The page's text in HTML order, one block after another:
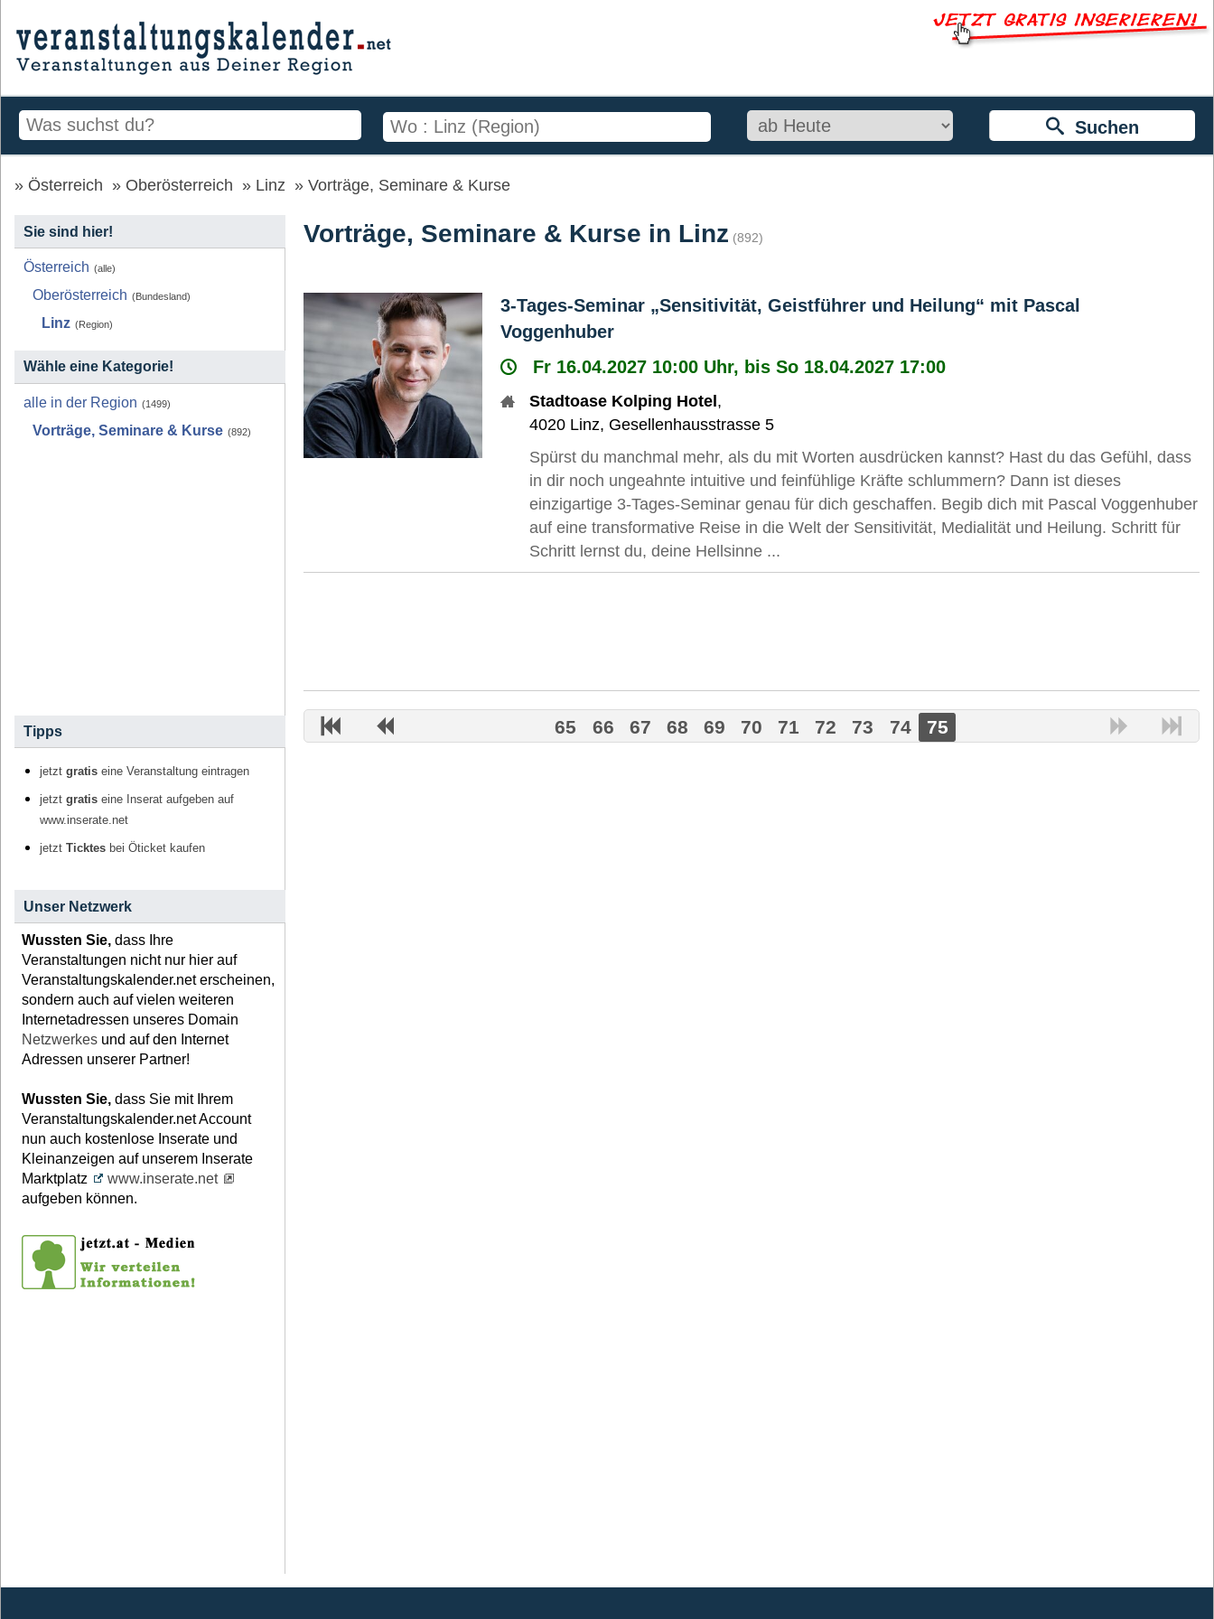
Suchen
Österreich Oberösterreich Linz Vorträge, Seminare & Kurse
Vorträge, Seminare & Kurse in Linz (892)
3-Tages-Seminar „Sensitivität, Geistführer und Heilung“ mit Pascal
Voggenhuber
Fr 16.04.2027 10:00 Uhr, bis So 18.04.2027 17:00
Stadtoase Kolping Hotel ,
4020 Linz, Gesellenhausstrasse 5
Spürst du manchmal mehr, als du mit Worten ausdrücken kannst? Hast du das Gefühl, dass
in dir noch ungeahnte intuitive und feinfühlige Kräfte schlummern? Dann ist dieses
einzigartige 3-Tages-Seminar genau für dich geschaffen. Begib dich mit Pascal Voggenhuber
auf eine transformative Reise in die Welt der Sensitivität, Medialität und Heilung. Schritt für
Schritt lernst du, deine Hellsinne ...
65 66 67 68 69 70 71 72 73 74 75
Sie sind hier!
Österreich (alle)
Oberösterreich (Bundesland)
Linz (Region)
Wähle eine Kategorie!
alle in der Region (1499)
Vorträge, Seminare & Kurse (892)
Tipps
jetzt gratis eine Veranstaltung eintragen
jetzt gratis eine Inserat aufgeben auf
www.inserate.net
jetzt Ticktes bei Öticket kaufen
Unser Netzwerk
Wussten Sie, dass Ihre
Veranstaltungen nicht nur hier auf
Veranstaltungskalender.net erscheinen,
sondern auch auf vielen weiteren
Internetadressen unseres Domain
Netzwerkes und auf den Internet
Adressen unserer Partner!
Wussten Sie, dass Sie mit Ihrem
Veranstaltungskalender.net Account
nun auch kostenlose Inserate und
Kleinanzeigen auf unserem Inserate
Marktplatz
www.inserate.net
aufgeben können.